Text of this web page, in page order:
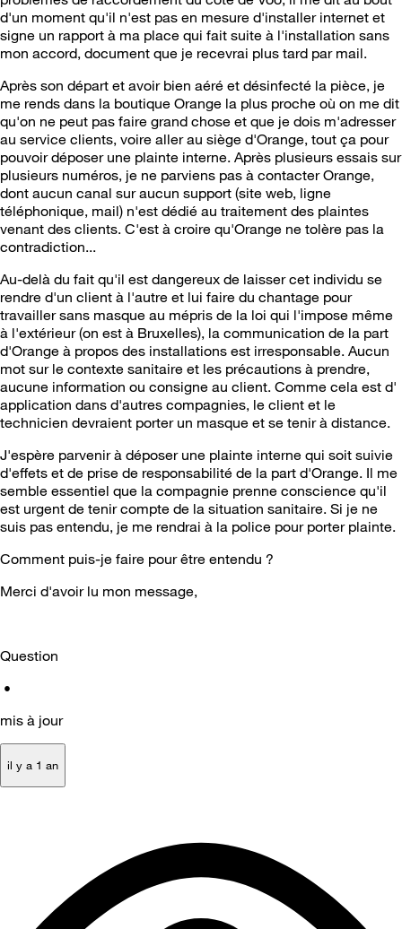
d'un moment qu'il n'est pas en mesure d'installer internet et
signe un rapport à ma place qui fait suite à l'installation sans
mon accord, document que je recevrai plus tard par mail.
Après son départ et avoir bien aéré et désinfecté la pièce, je
me rends dans la boutique Orange la plus proche où on me dit
qu'on ne peut pas faire grand chose et que je dois m'adresser
au service clients, voire aller au siège d'Orange, tout ça pour
pouvoir déposer une plainte interne. Après plusieurs essais sur
plusieurs numéros, je ne parviens pas à contacter Orange,
dont aucun canal sur aucun support (site web, ligne
téléphonique, mail) n'est dédié au traitement des plaintes
venant des clients. C'est à croire qu'Orange ne tolère pas la
contradiction...
Au-delà du fait qu'il est dangereux de laisser cet individu se
rendre d'un client à l'autre et lui faire du chantage pour
travailler sans masque au mépris de la loi qui l'impose même
à l'extérieur (on est à Bruxelles), la communication de la part
d'Orange à propos des installations est irresponsable. Aucun
mot sur le contexte sanitaire et les précautions à prendre,
aucune information ou consigne au client. Comme cela est d'
application dans d'autres compagnies, le client et le
technicien devraient porter un masque et se tenir à distance.
J'espère parvenir à déposer une plainte interne qui soit suivie
d'effets et de prise de responsabilité de la part d'Orange. Il me
semble essentiel que la compagnie prenne conscience qu'il
est urgent de tenir compte de la situation sanitaire. Si je ne
suis pas entendu, je me rendrai à la police pour porter plainte.
Comment puis-je faire pour être entendu ?
Merci d'avoir lu mon message,
Question
•
mis à jour
il y a 1 an